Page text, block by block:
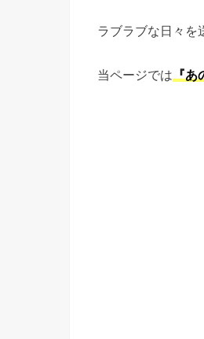
ラブラブな日々を
当ページでは 『